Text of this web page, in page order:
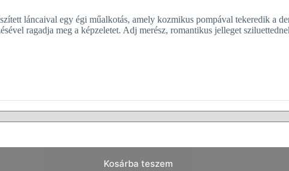
láncaival egy égi műalkotás, amely kozmikus pompával tekeredik a
ragadja meg a képzeletet. Adj merész, romantikus jelleget
Kosárba teszem